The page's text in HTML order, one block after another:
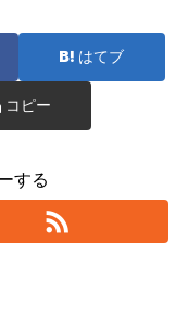
はてブ
コピー
する